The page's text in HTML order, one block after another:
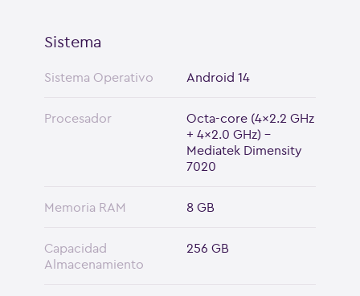
Sistema
Sistema Operativo Android 14
Procesador
Octa-core (4x2.2 GHz
+ 4x2.0 GHz) -
Mediatek Dimensity
7020
Memoria RAM 8 GB
Capacidad
Almacenamiento
256 GB